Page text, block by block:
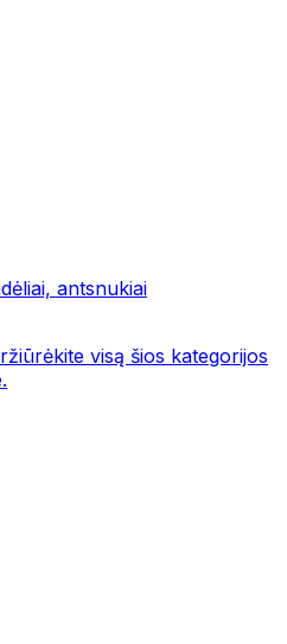
antsnukiai
visą šios kategorijos